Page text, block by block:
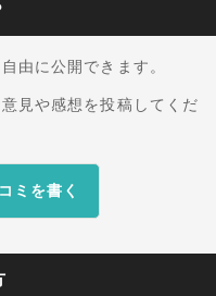
◇「もうシ
かされない」がス
由に公開できます。
見や感想を投稿してくだ
ミを書く